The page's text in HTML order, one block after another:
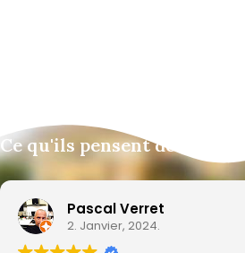
Ce qu'ils pensent de nous
Pascal Verret
2. Janvier, 2024.